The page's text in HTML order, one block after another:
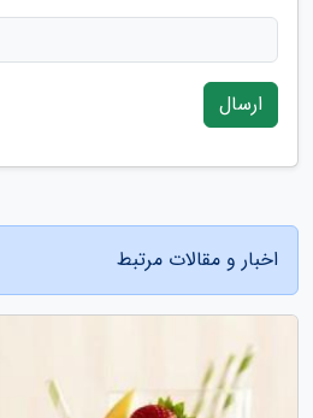
ارسال
اخبار و مقالات مرتبط